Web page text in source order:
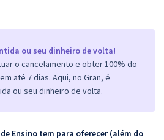
ou seu dinheiro de volta!
o cancelamento e obter 100% do
até 7 dias. Aqui, no Gran, é
ou seu dinheiro de volta.
Ensino tem para oferecer (além do